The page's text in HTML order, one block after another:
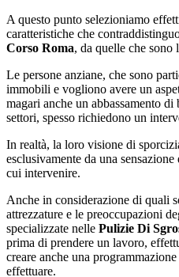
A questo punto selezioniamo
caratteristiche che
Corso Roma, da quelle che sono
Le persone anziane, che sono
immobili e vogliono avere un
magari anche un abbassamento
settori, spesso richiedono un
In realtà, la loro visione di
esclusivamente da una
cui intervenire.
Anche in considerazione di quali
attrezzature e le preoccupazioni
specializzate nelle Pulizie Di
prima di prendere un lavoro,
creare anche una
effettuare.